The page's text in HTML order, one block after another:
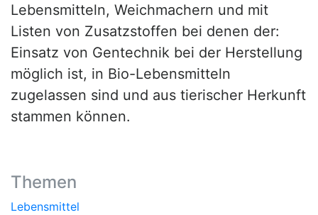
Lebensmitteln, Weichmachern und mit
Listen von Zusatzstoffen bei denen der:
Einsatz von Gentechnik bei der Herstellung
möglich ist, in Bio-Lebensmitteln
zugelassen sind und aus tierischer Herkunft
stammen können.
Themen
Lebensmittel